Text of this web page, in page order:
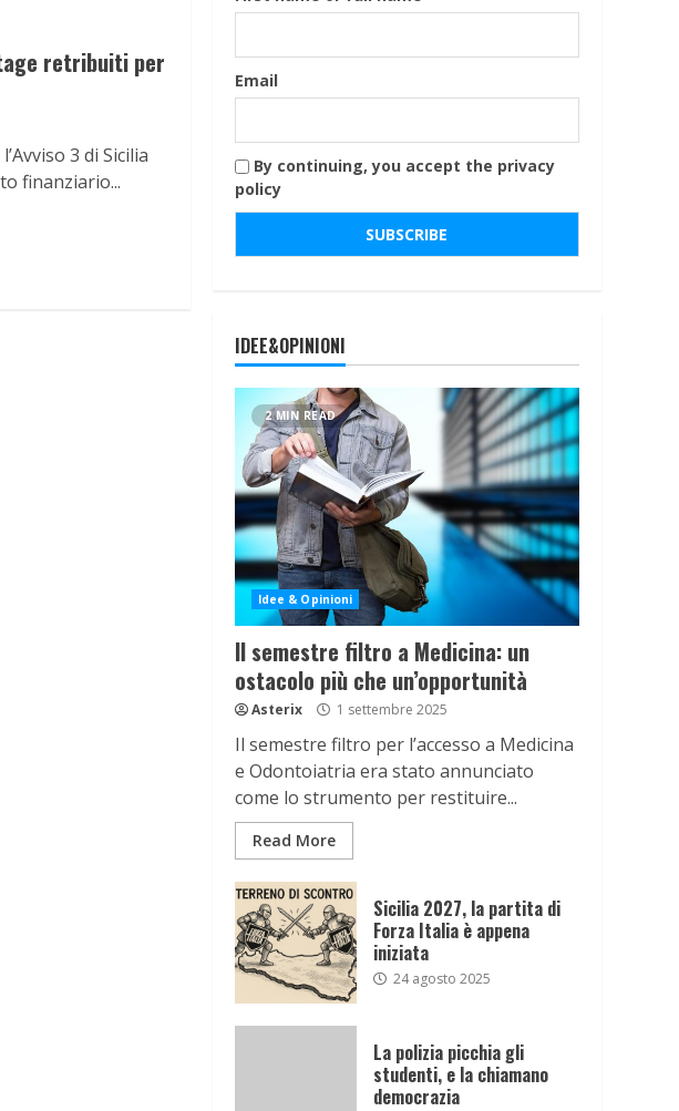
retribuiti per
3 di Sicilia
finanziario...
Email
By continuing, you accept the privacy
policy
IDEE&OPINIONI
2 MIN READ
Idee & Opinioni
Il semestre filtro a Medicina: un
ostacolo più che un’opportunità
Asterix 1 settembre 2025
Il semestre filtro per l’accesso a Medicina
e Odontoiatria era stato annunciato
come lo strumento per restituire...
Read More
Sicilia 2027, la partita di
Forza Italia è appena
iniziata
24 agosto 2025
La polizia picchia gli
studenti, e la chiamano
democrazia